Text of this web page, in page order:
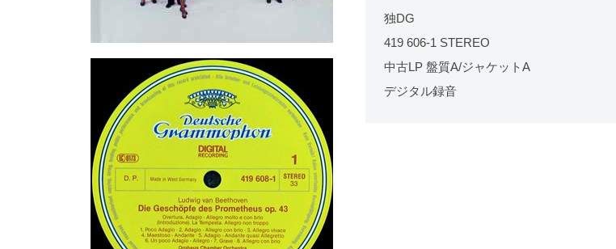
独DG
419 606-1 STEREO
中古LP 盤質A/ジャケットA
デジタル録音